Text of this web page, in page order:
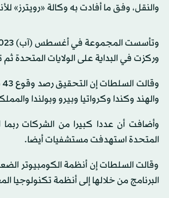
والنقل، وفق ما أفادت به وكالة «رويترز»
وركزت في البداية على الولايات المتحدة
والهند وكندا وكرواتيا وبيرو وبولندا
وأضافت أن عددا كبيرا من الشركات ربما
المتحدة استهدفت مستشفيات أيضا.
وقالت السلطات إن أنظمة الكومبيوتر
البرنامج من خلالها إلى أنظمة